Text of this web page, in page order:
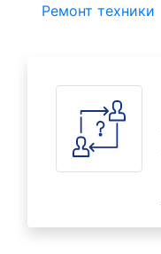
Ремонт техники